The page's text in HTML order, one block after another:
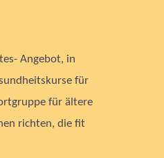
Angebot, in
für
für ältere
richten, die fit